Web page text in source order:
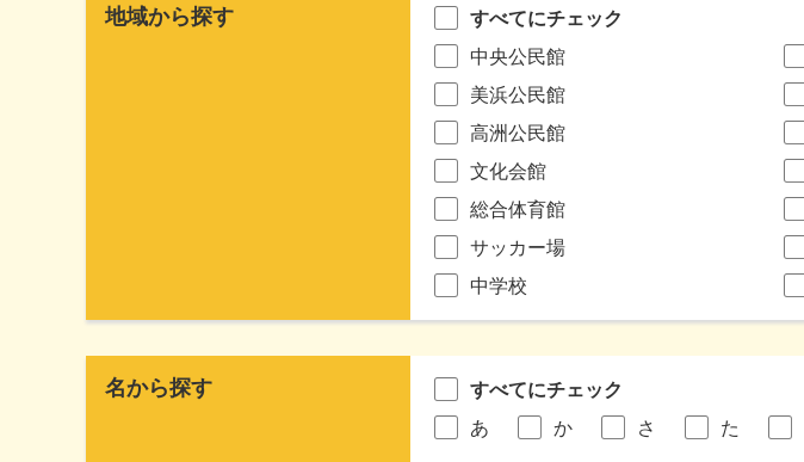
地域から探す
すべてにチェック
中央公民館
美浜公民館
高洲公民館
文化会館
総合体育館
サッカー場
中学校
名から探す
すべてにチェック
あ
か さ た